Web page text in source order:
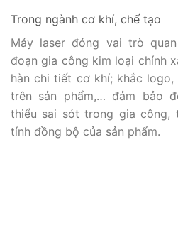
Trong ngành cơ khí, chế tạo
Máy laser đóng vai trò
đoạn gia công kim loại chính
hàn chi tiết cơ khí; khắc
trên sản phẩm,… đảm bảo
thiểu sai sót trong gia công,
tính đồng bộ của sản phẩm.